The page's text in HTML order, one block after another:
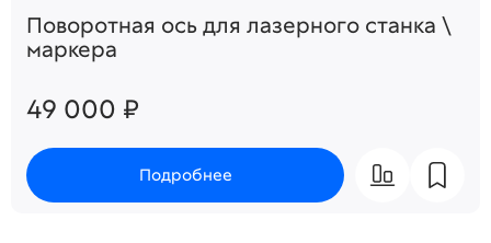
Поворотная ось для лазерного станка \
маркера
49 000 ₽
Подробнее